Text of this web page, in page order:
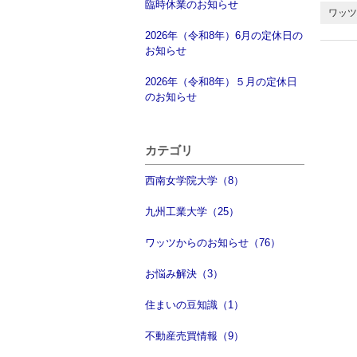
臨時休業のお知らせ
2026年（令和8年）6月の定休日の
お知らせ
2026年（令和8年）５月の定休日
のお知らせ
カテゴリ
西南女学院大学（8）
九州工業大学（25）
ワッツからのお知らせ（76）
お悩み解決（3）
住まいの豆知識（1）
不動産売買情報（9）
ワッ